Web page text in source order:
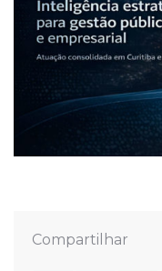
Compartilhar